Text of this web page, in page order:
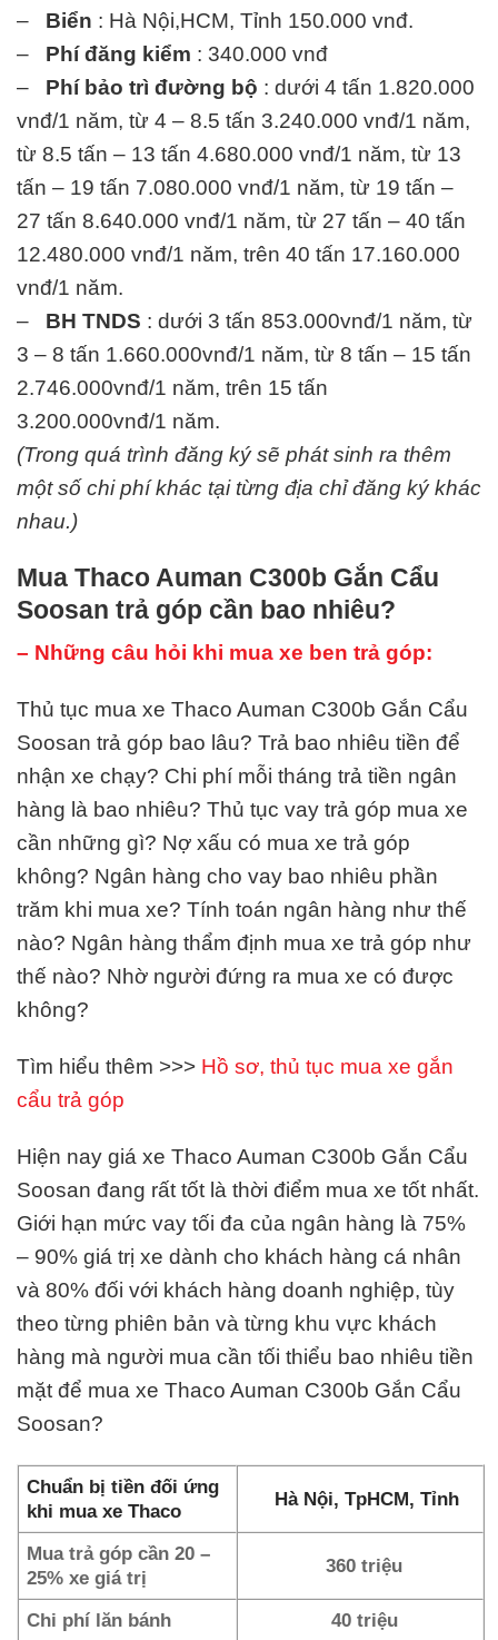
– Biển : Hà Nội,HCM, Tỉnh 150.000 vnđ.
– Phí đăng kiểm : 340.000 vnđ
– Phí bảo trì đường bộ : dưới 4 tấn 1.820.000
vnđ/1 năm, từ 4 – 8.5 tấn 3.240.000 vnđ/1 năm,
từ 8.5 tấn – 13 tấn 4.680.000 vnđ/1 năm, từ 13
tấn – 19 tấn 7.080.000 vnđ/1 năm, từ 19 tấn –
27 tấn 8.640.000 vnđ/1 năm, từ 27 tấn – 40 tấn
12.480.000 vnđ/1 năm, trên 40 tấn 17.160.000
vnđ/1 năm.
– BH TNDS : dưới 3 tấn 853.000vnđ/1 năm, từ
3 – 8 tấn 1.660.000vnđ/1 năm, từ 8 tấn – 15 tấn
2.746.000vnđ/1 năm, trên 15 tấn
3.200.000vnđ/1 năm.
(Trong quá trình đăng ký sẽ phát sinh ra thêm
một số chi phí khác tại từng địa chỉ đăng ký khác
nhau.)
Mua Thaco Auman C300b Gắn Cẩu
Soosan trả góp cần bao nhiêu?
– Những câu hỏi khi mua xe ben trả góp:
Thủ tục mua xe Thaco Auman C300b Gắn Cẩu
Soosan trả góp bao lâu? Trả bao nhiêu tiền để
nhận xe chạy? Chi phí mỗi tháng trả tiền ngân
hàng là bao nhiêu? Thủ tục vay trả góp mua xe
cần những gì? Nợ xấu có mua xe trả góp
không? Ngân hàng cho vay bao nhiêu phần
trăm khi mua xe? Tính toán ngân hàng như thế
nào? Ngân hàng thẩm định mua xe trả góp như
thế nào? Nhờ người đứng ra mua xe có được
không?
Tìm hiểu thêm >>> Hồ sơ, thủ tục mua xe gắn
cẩu trả góp
Hiện nay giá xe Thaco Auman C300b Gắn Cẩu
Soosan đang rất tốt là thời điểm mua xe tốt nhất.
Giới hạn mức vay tối đa của ngân hàng là 75%
– 90% giá trị xe dành cho khách hàng cá nhân
và 80% đối với khách hàng doanh nghiệp, tùy
theo từng phiên bản và từng khu vực khách
hàng mà người mua cần tối thiểu bao nhiêu tiền
mặt để mua xe Thaco Auman C300b Gắn Cẩu
Soosan?
Chuẩn bị tiền đối ứng
khi mua xe Thaco
Hà Nội, TpHCM, Tỉnh
Mua trả góp cần 20 –
25% xe giá trị
360 triệu
Chi phí lăn bánh 40 triệu